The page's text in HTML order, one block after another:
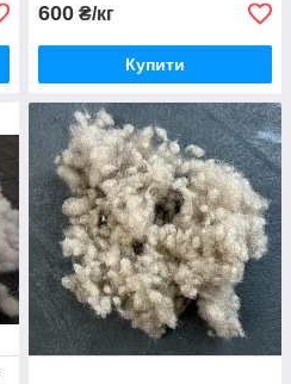
600 ₴/кг
Купити